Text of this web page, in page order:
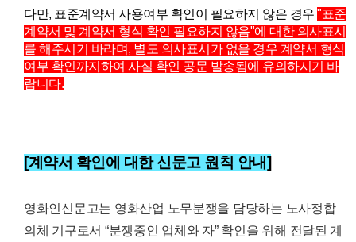
다만, 표준계약서 사용여부 확인이 필요하지 않은 경우 "표준
계약서 및 계약서 형식 확인 필요하지 않음"에 대한 의사표시
를 해주시기 바라며, 별 도 의사표시가 없을 경우 계약서 형식
여부 확인까지하여 사실 확인 공문 발송됨에 유의하시기 바
랍니다.
[계약서 확인에 대한 신문고 원칙 안내]
영화인신문고는 영화산업 노무분쟁을 담당하는 노사정합
의체 기구로서 “분쟁중인 업체와 자” 확인을 위해 전달된 계